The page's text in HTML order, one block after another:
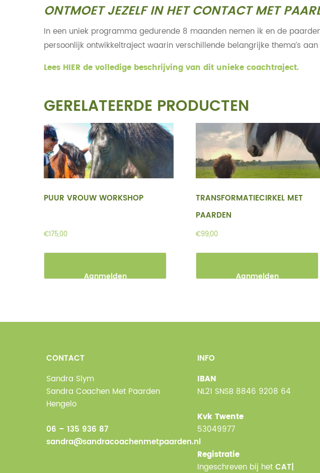
ONTMOET JEZELF IN HET CONTACT MET
In een uniek programma gedurende 8 maanden nemen ik en de
persoonlijk ontwikkeltraject waarin verschillende belangrijke thema’s
Lees HIER de volledige beschrijving van dit unieke coachtraject.
GERELATEERDE PRODUCTEN
PUUR VROUW WORKSHOP
€175,00
Aanmelden
TRANSFORMATIECIRKEL MET
PAARDEN
€99,00
Aanmelden
CONTACT
Sandra Slym
Sandra Coachen Met Paarden
Hengelo
06 – 135 936 87
sandra@sandracoachenmetpaarden.nl
INFO
IBAN
NL21 SNSB 8846 9208 64
Kvk Twente
53049977
Registratie
Ingeschreven bij het CAT|